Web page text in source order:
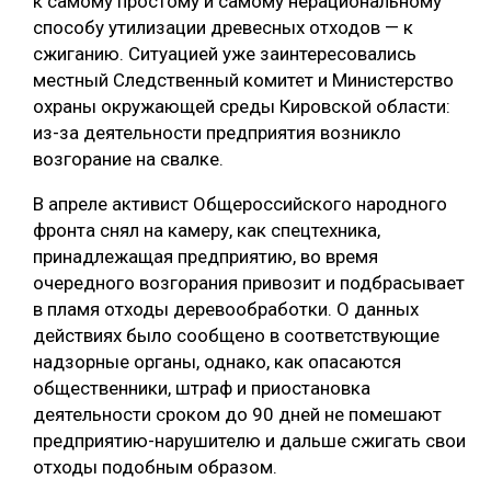
СОРТИРОВКА ДРЕВЕСИНЫ
СУШКА ДРЕВЕСИНЫ
МЕБЕЛЬНОЕ ПРОИЗВОДСТВО
способу утилизации древесных отходов — к
сжиганию. Ситуацией уже заинтересовались
местный Следственный комитет и Министерство
охраны окружающей среды Кировской области:
из-за деятельности предприятия возникло
возгорание на свалке.
В апреле активист Общероссийского народного
фронта снял на камеру, как спецтехника,
принадлежащая предприятию, во время
очередного возгорания привозит и подбрасывает
в пламя отходы деревообработки. О данных
действиях было сообщено в соответствующие
надзорные органы, однако, как опасаются
общественники, штраф и приостановка
деятельности сроком до 90 дней не помешают
предприятию-нарушителю и дальше сжигать свои
отходы подобным образом.